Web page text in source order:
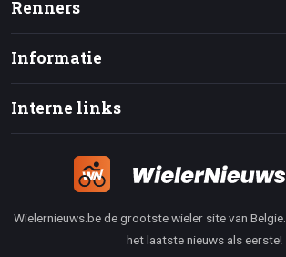
Renners
Informatie
Interne links
Wielernieuws.be de grootste wieler site van
het laatste nieuws als eerste!